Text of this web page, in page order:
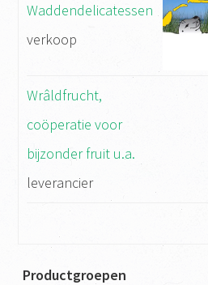
Waddendelicatessen
verkoop
Wrâldfrucht,
coöperatie voor
bijzonder fruit u.a.
leverancier
Productgroepen